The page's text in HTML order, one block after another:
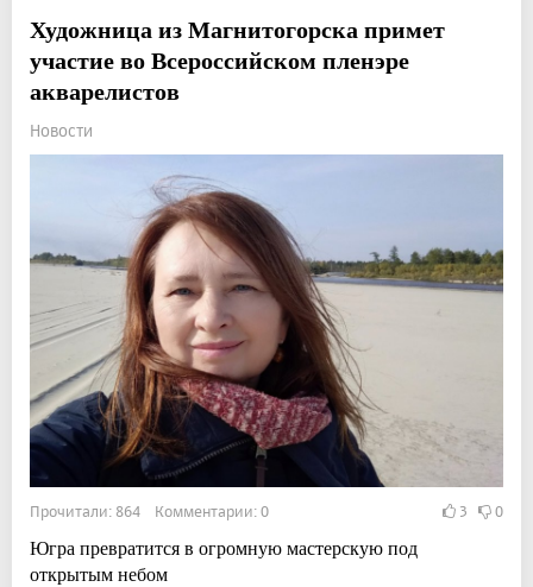
Художница из Магнитогорска примет
участие во Всероссийском пленэре
акварелистов
Новости
Прочитали: 864 Комментарии: 0 3 0
Югра превратится в огромную мастерскую под
открытым небом